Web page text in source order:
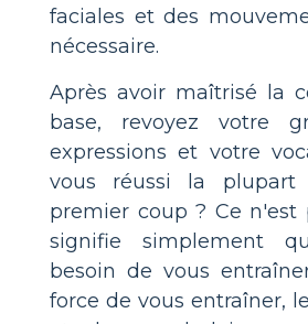
faciales et des
nécessaire.
Après avoir maîtrisé la
base, revoyez votre
expressions et votre
vous réussi la
premier coup ? Ce n'est
signifie simplement
besoin de vous
force de vous entraîner,